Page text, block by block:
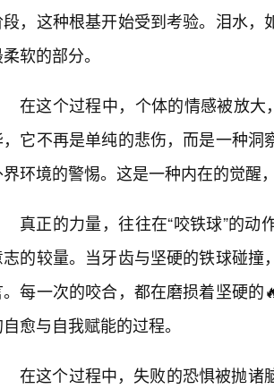
段，这种根基开始受到考验。泪水
软的部分。
在这个过程中，个体的情感被放大
，它不再是单纯的悲伤，而是一种
环境的警惕。这是一种内在的觉醒
真正的力量，往往在“咬铁球”的
志的较量。当牙齿与坚硬的铁球碰
。每一次的咬合，都在磨损着坚硬
愈与自我赋能的过程。
在这个过程中，失败的恐惧被抛诸